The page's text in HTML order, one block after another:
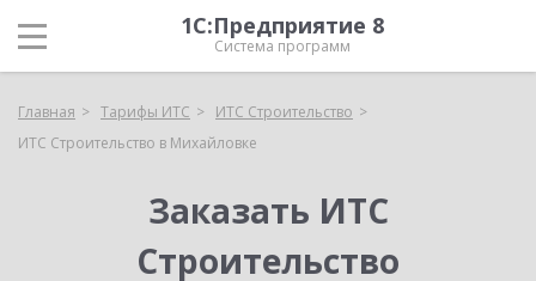
1С:Предприятие 8
Система программ
Главная Тарифы ИТС
ИТС Строительство
ИТС Строительство в Михайловке
Заказать ИТС
Строительство